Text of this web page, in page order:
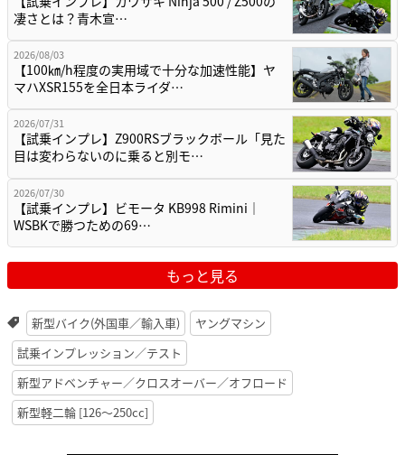
凄さとは？青木宣…
2026/08/03
【100㎞/h程度の実用域で十分な加速性能】ヤ
マハXSR155を全日本ライダ…
2026/07/31
【試乗インプレ】Z900RSブラックボール「見た
目は変わらないのに乗ると別モ…
2026/07/30
【試乗インプレ】ビモータ KB998 Rimini｜
WSBKで勝つための69…
もっと見る
新型バイク(外国車／輸入車)
ヤングマシン
試乗インプレッション／テスト
新型アドベンチャー／クロスオーバー／オフロード
新型軽二輪 [126〜250cc]